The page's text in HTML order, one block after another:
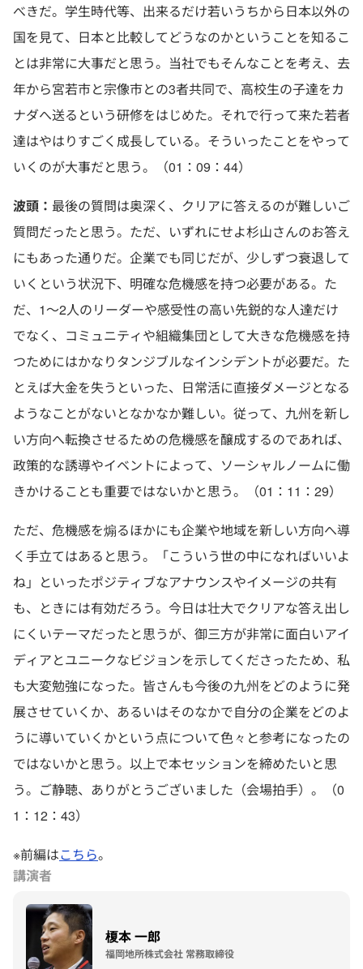
べきだ。学生時代等、出来るだけ若いうちから日本以外の
国を見て、日本と比較してどうなのかということを知るこ
とは非常に大事だと思う。当社でもそんなことを考え、去
年から宮若市と宗像市との3者共同で、高校生の子達をカ
ナダへ送るという研修をはじめた。それで行って来た若者
達はやはりすごく成長している。そういったことをやって
いくのが大事だと思う。（01：09：44）
波頭： 最後の質問は奥深く、クリアに答えるのが難しいご
質問だったと思う。ただ、いずれにせよ杉山さんのお答え
にもあった通りだ。企業でも同じだが、少しずつ衰退して
いくという状況下、明確な危機感を持つ必要がある。た
だ、1〜2人のリーダーや感受性の高い先鋭的な人達だけ
でなく、コミュニティや組織集団として大きな危機感を持
つためにはかなりタンジブルなインシデントが必要だ。た
とえば大金を失うといった、日常活に直接ダメージとなる
ようなことがないとなかなか難しい。従って、九州を新し
い方向へ転換させるための危機感を醸成するのであれば、
政策的な誘導やイベントによって、ソーシャルノームに働
きかけることも重要ではないかと思う。（01：11：29）
ただ、危機感を煽るほかにも企業や地域を新しい方向へ導
く手立てはあると思う。「こういう世の中になればいいよ
ね」といったポジティブなアナウンスやイメージの共有
も、ときには有効だろう。今日は壮大でクリアな答え出し
にくいテーマだったと思うが、御三方が非常に面白いアイ
ディアとユニークなビジョンを示してくださったため、私
も大変勉強になった。皆さんも今後の九州をどのように発
展させていくか、あるいはそのなかで自分の企業をどのよ
うに導いていくかという点について色々と参考になったの
ではないかと思う。以上で本セッションを締めたいと思
う。ご静聴、ありがとうございました（会場拍手）。（0
1：12：43）
※前編はこちら。
講演者
榎本 一郎
福岡地所株式会社 常務取締役